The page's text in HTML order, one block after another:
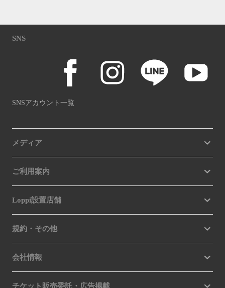
SNS
SNSアカウント一覧
メディア
ご利用案内
Loppi設置店舗
規約・その他
会社情報
チケット販売委託・広告掲載